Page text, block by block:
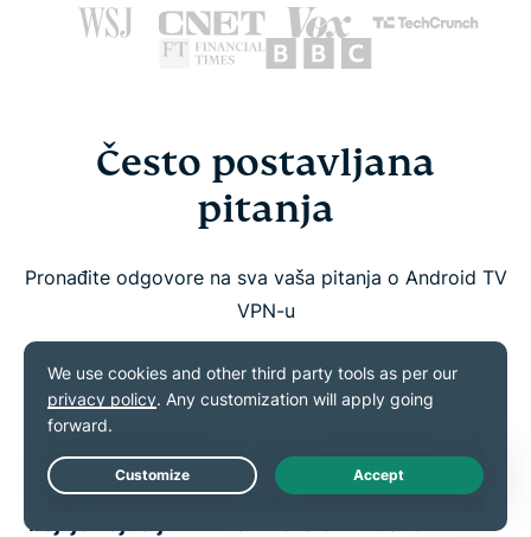
Često postavljana
pitanja
Pronađite odgovore na sva vaša pitanja o Android TV
VPN-u
Mogu li koristiti VPN na Android TV-u?
Koji je najbolji VPN za Android TV box?
Live Chat